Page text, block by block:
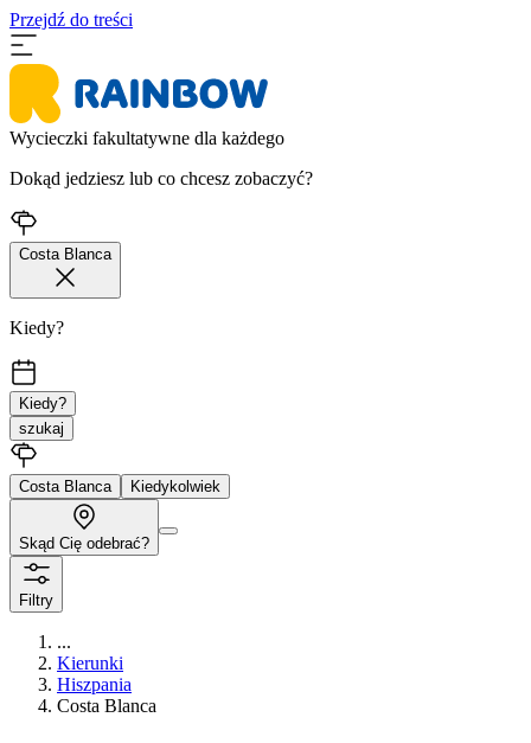
Przejdź do treści
Wycieczki fakultatywne dla każdego
Dokąd jedziesz lub co chcesz zobaczyć?
Costa Blanca
Kiedy?
Kiedy?
szukaj
Costa Blanca Kiedykolwiek
Skąd Cię odebrać?
Filtry
...
Kierunki
Hiszpania
Costa Blanca